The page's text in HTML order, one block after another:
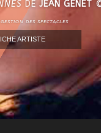
DE JEAN GENET
DES SPECTACLES
ARTISTE